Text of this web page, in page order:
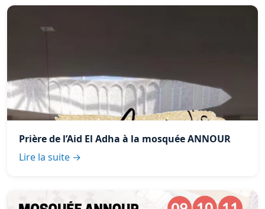
Prière de l’Aid El Adha à la mosquée ANNOUR
Lire la suite →